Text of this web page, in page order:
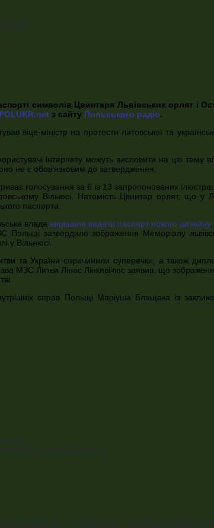
символів Цвинтаря Львівських орлят і
POLUKR.net з сайту Польського радіо.
віце-міністр на протести литовської та
інтернету можуть висловити на цю тему
не є обов’язковим до затвердження.
голосування за 6 із 13 запропонованих
Вільюсі. Натомість Цвинтар орлят, що у
паспорта.
влада вирішила видати паспорт нового дизайну
затвердило зображення Меморіалу
у Вільнюсі.
та України спричинили суперечки, а також
МЗС Литви Лінас Лінкявічюс заявив, що
справ Польщі Маріуша Блащака із